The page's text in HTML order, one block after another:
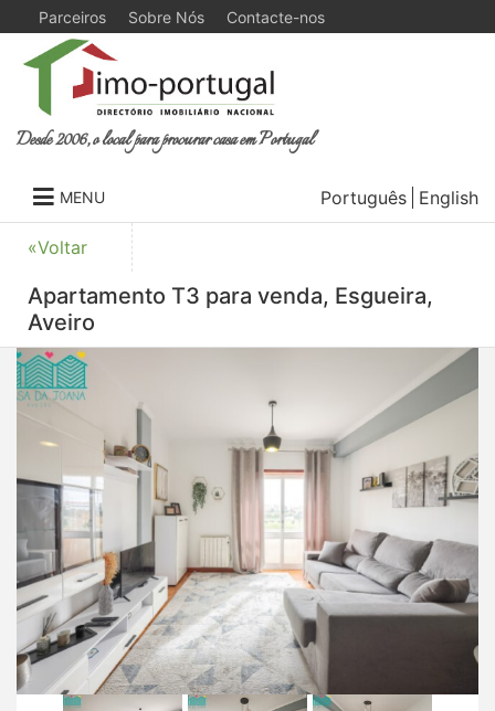
Parceiros Sobre Nós Contacte-nos
Desde 2006, o local para procurar casa em Portugal
MENU Português English
«Voltar
Apartamento T3 para venda, Esgueira,
Aveiro